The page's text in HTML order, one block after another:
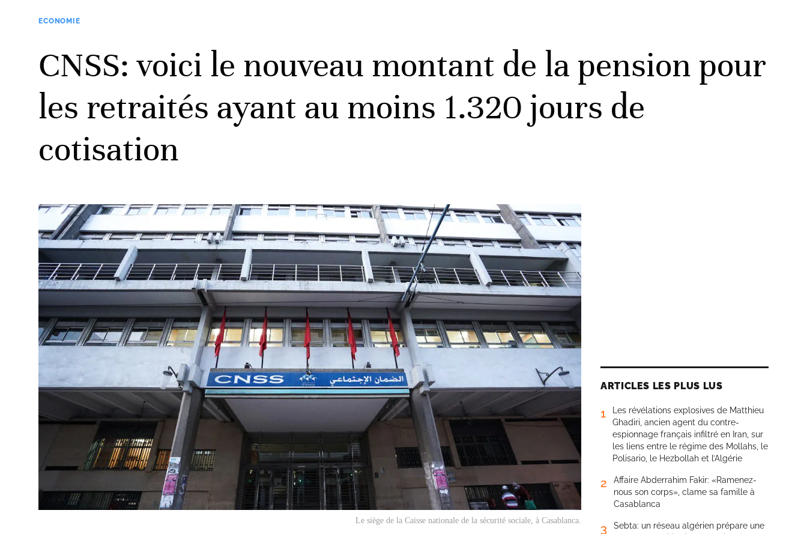
ECONOMIE
CNSS: voici le nouveau montant de la pension pour
les retraités ayant au moins 1.320 jours de
cotisation
Le siège de la Caisse nationale de la sécurité sociale, à Casablanca.
ARTICLES LES PLUS LUS
1
Les révélations explosives de Matthieu
Ghadiri, ancien agent du contre-
espionnage français infiltré en Iran, sur
les liens entre le régime des Mollahs, le
Polisario, le Hezbollah et l’Algérie
2
Affaire Abderrahim Fakir: «Ramenez-
nous son corps», clame sa famille à
Casablanca
3
Sebta: un réseau algérien prépare une